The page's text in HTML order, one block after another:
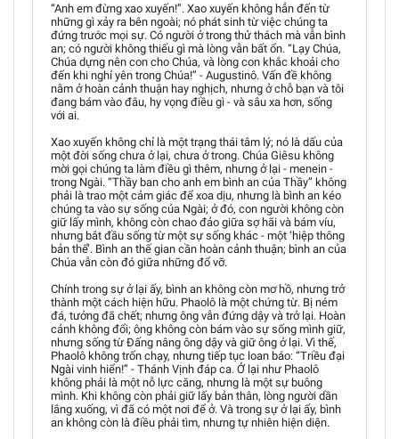
“Anh em đừng xao xuyến!”. Xao xuyến không hẳn đến từ
những gì xảy ra bên ngoài; nó phát sinh từ việc chúng ta
đứng trước mọi sự. Có người ở trong thử thách mà vẫn bình
an; có người không thiếu gì mà lòng vẫn bất ổn. “Lạy Chúa,
Chúa dựng nên con cho Chúa, và lòng con khắc khoải cho
đến khi nghỉ yên trong Chúa!” - Augustinô. Vấn đề không
nằm ở hoàn cảnh thuận hay nghịch, nhưng ở chỗ bạn và tôi
đang bám vào đâu, hy vọng điều gì - và sâu xa hơn, sống
với ai.
Xao xuyến không chỉ là một trạng thái tâm lý; nó là dấu của
một đời sống chưa ở lại, chưa ở trong. Chúa Giêsu không
mời gọi chúng ta làm điều gì thêm, nhưng ở lại - menein -
trong Ngài. “Thầy ban cho anh em bình an của Thầy” không
phải là trao một cảm giác để xoa dịu, nhưng là bình an kéo
chúng ta vào sự sống của Ngài; ở đó, con người không còn
giữ lấy mình, không còn chao đảo giữa sợ hãi và bám víu,
nhưng bắt đầu sống từ một sự sống khác - một ‘hiệp thông
bản thể’. Bình an thế gian cần hoàn cảnh thuận; bình an của
Chúa vẫn còn đó giữa những đổ vỡ.
Chính trong sự ở lại ấy, bình an không còn mơ hồ, nhưng trở
thành một cách hiện hữu. Phaolô là một chứng từ. Bị ném
đá, tưởng đã chết; nhưng ông vẫn đứng dậy và trở lại. Hoàn
cảnh không đổi; ông không còn bám vào sự sống mình giữ,
nhưng sống từ Đấng nâng ông dậy và giữ ông ở lại. Vì thế,
Phaolô không trốn chạy, nhưng tiếp tục loan báo: “Triều đại
Ngài vinh hiển!” - Thánh Vịnh đáp ca. Ở lại như Phaolô
không phải là một nỗ lực căng, nhưng là một sự buông
mình. Khi không còn phải giữ lấy bản thân, lòng người dần
lắng xuống, vì đã có một nơi để ở. Và trong sự ở lại ấy, bình
an không còn là điều phải tìm, nhưng tự nhiên hiện diện.